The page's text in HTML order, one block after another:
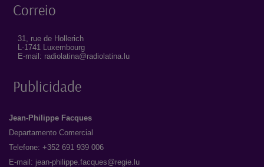
Correio
31, rue de Hollerich
L-1741 Luxembourg
E-mail: radiolatina@radiolatina.lu
Publicidade
Jean-Philippe Facques
Departamento Comercial
Telefone: +352 691 939 006
E-mail: jean-philippe.facques@regie.lu